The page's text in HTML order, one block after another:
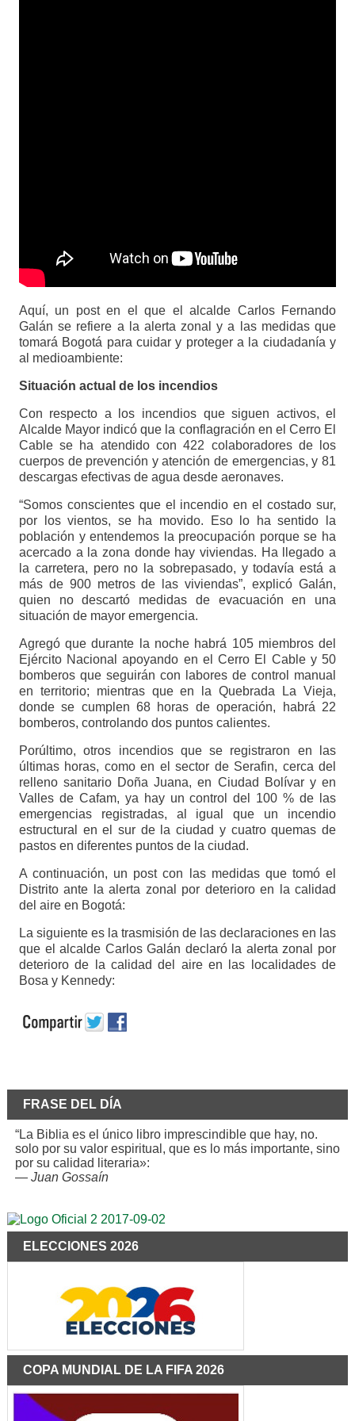
Aquí, un post en el que el alcalde Carlos Fernando
Galán se refiere a la alerta zonal y a las medidas que
tomará Bogotá para cuidar y proteger a la ciudadanía y
al medioambiente:
Situación actual de los incendios
Con respecto a los incendios que siguen activos, el
Alcalde Mayor indicó que la conflagración en el Cerro El
Cable se ha atendido con 422 colaboradores de los
cuerpos de prevención y atención de emergencias, y 81
descargas efectivas de agua desde aeronaves.
“Somos conscientes que el incendio en el costado sur,
por los vientos, se ha movido. Eso lo ha sentido la
población y entendemos la preocupación porque se ha
acercado a la zona donde hay viviendas. Ha llegado a
la carretera, pero no la sobrepasado, y todavía está a
más de 900 metros de las viviendas”, explicó Galán,
quien no descartó medidas de evacuación en una
situación de mayor emergencia.
Agregó que durante la noche habrá 105 miembros del
Ejército Nacional apoyando en el Cerro El Cable y 50
bomberos que seguirán con labores de control manual
en territorio; mientras que en la Quebrada La Vieja,
donde se cumplen 68 horas de operación, habrá 22
bomberos, controlando dos puntos calientes.
Porúltimo, otros incendios que se registraron en las
últimas horas, como en el sector de Serafin, cerca del
relleno sanitario Doña Juana, en Ciudad Bolívar y en
Valles de Cafam, ya hay un control del 100 % de las
emergencias registradas, al igual que un incendio
estructural en el sur de la ciudad y cuatro quemas de
pastos en diferentes puntos de la ciudad.
A continuación, un post con las medidas que tomó el
Distrito ante la alerta zonal por deterioro en la calidad
del aire en Bogotá:
La siguiente es la trasmisión de las declaraciones en las
que el alcalde Carlos Galán declaró la alerta zonal por
deterioro de la calidad del aire en las localidades de
Bosa y Kennedy:
FRASE DEL DÍA
“La Biblia es el único libro imprescindible que hay, no.
solo por su valor espiritual, que es lo más importante, sino
por su calidad literaria»:
— Juan Gossaín
ELECCIONES 2026
COPA MUNDIAL DE LA FIFA 2026